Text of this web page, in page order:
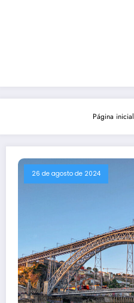
Página inicial
26 de agosto de 2024